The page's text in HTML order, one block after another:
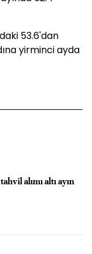
53.6'dan
yirminci ayda
alımı altı ayın